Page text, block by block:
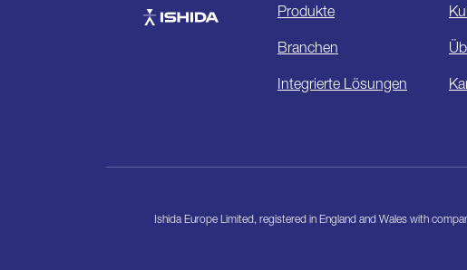
Produkte
Branchen
Integrierte Lösungen
Ishida Europe Limited, registered in England and Wales with